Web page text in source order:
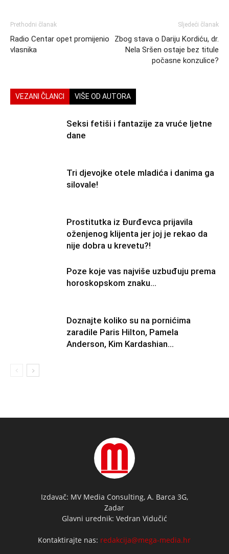
Prethodni članak
Radio Centar opet promijenio
vlasnika
Sljedeći članak
Zbog stava o Dariju Kordiću, dr.
Nela Sršen ostaje bez titule
počasne konzulice?
VEZANI ČLANCI VIŠE OD AUTORA
Seksi fetiši i fantazije za vruće ljetne
dane
Tri djevojke otele mladića i danima ga
silovale!
Prostitutka iz Đurđevca prijavila
oženjenog klijenta jer joj je rekao da
nije dobra u krevetu?!
Poze koje vas najviše uzbuđuju prema
horoskopskom znaku…
Doznajte koliko su na pornićima
zaradile Paris Hilton, Pamela
Anderson, Kim Kardashian…
Izdavač: MV Media Consulting, A. Barca 3G,
Zadar
Glavni urednik: Vedran Vidučić
Kontaktirajte nas: redakcija@mega-media.hr